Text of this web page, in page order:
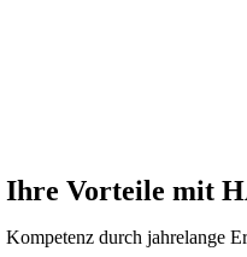
Ihre Vorteile mit
Kompetenz durch jahrelange